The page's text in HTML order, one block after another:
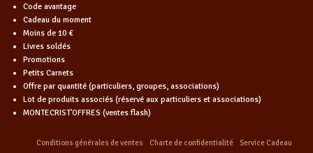
Code avantage
Cadeau du moment
Moins de 10 €
Livres soldés
Promotions
Petits Carnets
Offre par quantité (particuliers, groupes, associations)
Lot de produits associés (réservé aux particuliers et associations)
MONTECRIST'OFFRES (ventes flash)
Conditions générales de ventes Charte de confidentialité Service Cadeau